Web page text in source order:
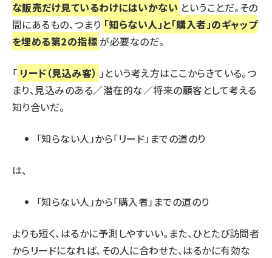
な販売だけ見ているわけにはいかない ということだ。その
間にあるもの、つまり 「知らない人」と「購入者」のギャップ
を埋める第2の指標が必要なのだ。
「 リード（見込み客） 」という考え方はここからきている。つ
まり、見込みのある／潜在的な／将来の顧客として考える
知り合いだ。
「知らない人」から「リード」までの道のり
は、
「知らない人」から「購入者」までの道のり
よりも短く、はるかに予測しやすいい。また、ひとたび訪問者
からリードになれば、その人に合わせた、はるかに有効な